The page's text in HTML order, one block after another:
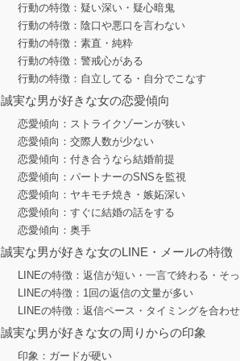
行動の特徴：疑い深い・疑心暗鬼
行動の特徴：陰口や悪口を言わない
行動の特徴：素直・純粋
行動の特徴：警戒心がある
行動の特徴：自立してる・自分でこなす
誠実な男が好きな女の恋愛傾向
恋愛傾向：ストライクゾーンが狭い
恋愛傾向：交際人数が少ない
恋愛傾向：付き合うなら結婚前提
恋愛傾向：パートナーのSNSを監視
恋愛傾向：ヤキモチ焼き・嫉妬深い
恋愛傾向：すぐに結婚の話をする
恋愛傾向：奥手
誠実な男が好きな女のLINE・メールの特徴
LINEの特徴：返信が短い・一言で終わる・そ
LINEの特徴：1回の返信の文量が多い
LINEの特徴：返信ペース・タイミングを合わ
誠実な男が好きな女の周りからの印象
印象：ガードが硬い